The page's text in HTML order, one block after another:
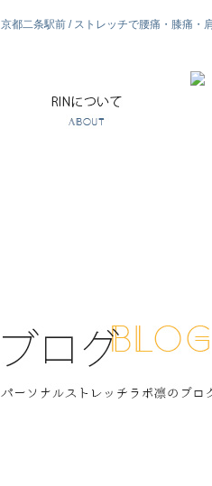
京都二条駅前 / ストレッチで腰痛・膝痛・